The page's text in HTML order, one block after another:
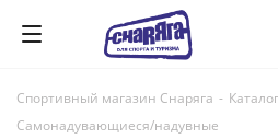
Спортивный магазин Снаряга - Каталог
Самонадувающиеся/надувные